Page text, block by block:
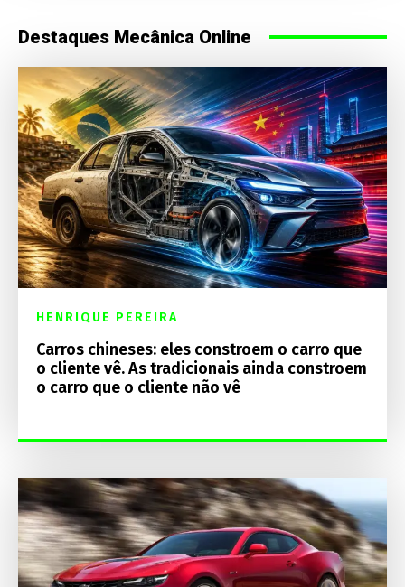
Destaques Mecânica Online
HENRIQUE PEREIRA
Carros chineses: eles constroem o carro que
o cliente vê. As tradicionais ainda constroem
o carro que o cliente não vê